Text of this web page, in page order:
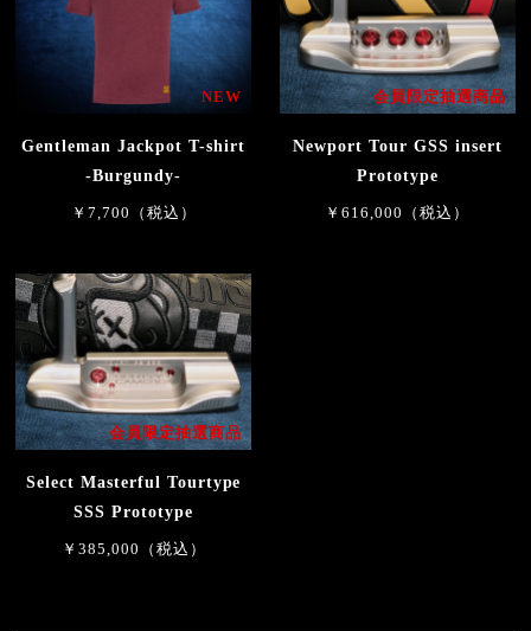
NEW
Gentleman Jackpot T-shirt
-Burgundy-
￥7,700（税込）
会員限定抽選商品
Newport Tour GSS insert
Prototype
￥616,000（税込）
会員限定抽選商品
Select Masterful Tourtype
SSS Prototype
￥385,000（税込）